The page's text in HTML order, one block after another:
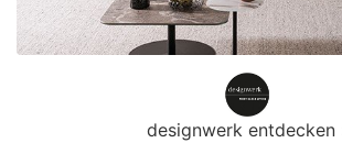
designwerk entdecken